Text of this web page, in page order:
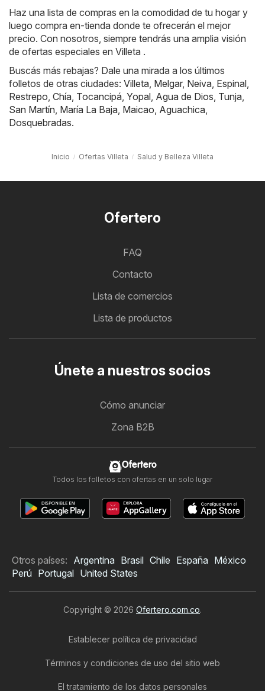
Haz una lista de compras en la comodidad de tu hogar y
luego compra en-tienda donde te ofrecerán el mejor
precio. Con nosotros, siempre tendrás una amplia visión
de ofertas especiales en Villeta .
Buscás más rebajas? Dale una mirada a los últimos
folletos de otras ciudades: Villeta Melgar, Neiva Espinal
Restrepo Chía Tocancipá Yopal Agua de Dios Tunja
San Martín María La Baja Maicao Aguachica
Dosquebradas.
Inicio Ofertas Villeta Salud y Belleza Villeta
Ofertero
FAQ
Contacto
Lista de comercios
Lista de productos
Únete a nuestros socios
Cómo anunciar
Zona B2B
Ofertero
Todos los folletos con ofertas en un solo lugar
Otros países: Argentina Brasil Chile España México
Perú Portugal United States
Copyright © 2026 Ofertero.com.co.
Establecer política de privacidad
Términos y condiciones de uso del sitio web
El tratamiento de los datos personales